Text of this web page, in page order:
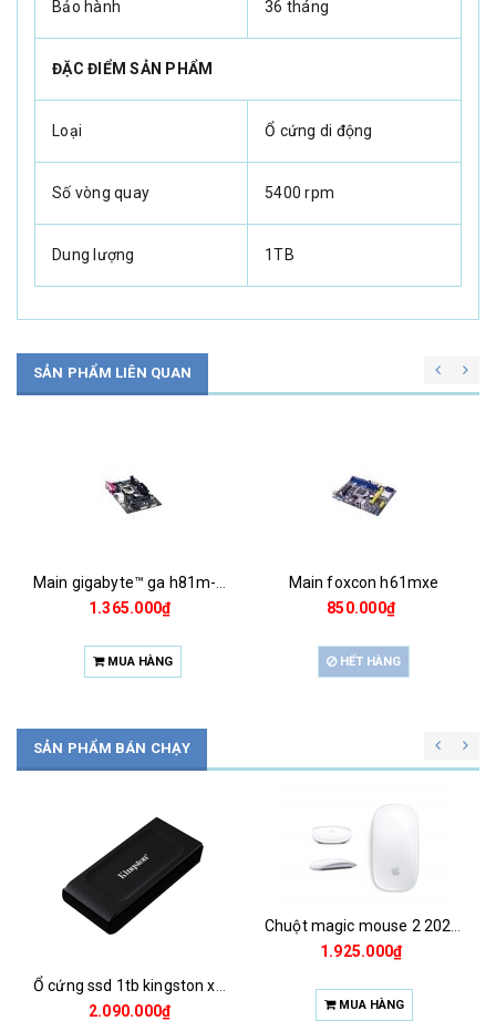
Bảo hành 36 tháng
ĐẶC ĐIỂM SẢN PHẨM
Loại Ổ cứng di động
Số vòng quay 5400 rpm
Dung lượng 1TB
SẢN PHẨM LIÊN QUAN
1.365.000₫
MUA HÀNG
Main foxcon h61mxe
850.000₫
HẾT HÀNG
SẢN PHẨM BÁN CHẠY
2.090.000₫
1.925.000₫
MUA HÀNG